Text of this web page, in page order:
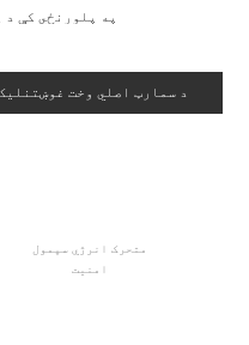
په پلورنځي کې
د سمارټ اصلي وخت
متحرک انرژي سپمول
امنیت